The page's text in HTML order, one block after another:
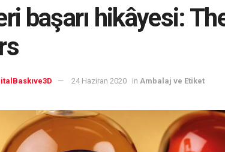
başarı hikâyesi:
24 Haziran 2020 in Ambalaj ve Etiket